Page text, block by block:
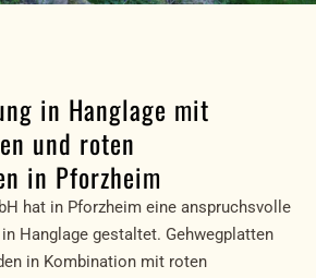
in Hanglage mit
und roten
in Pforzheim
hat in Pforzheim eine anspruchsvolle
Hanglage gestaltet. Gehwegplatten
in Kombination mit roten